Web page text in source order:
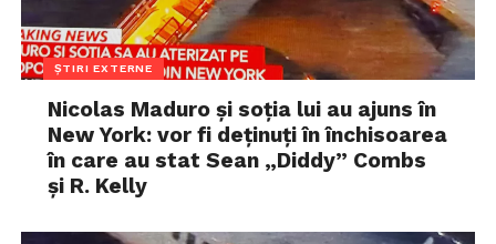
ȘTIRI EXTERNE
Nicolas Maduro și soția lui au ajuns în
New York: vor fi deținuți în închisoarea
în care au stat Sean „Diddy” Combs
și R. Kelly